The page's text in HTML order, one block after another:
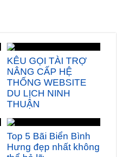
KÊU GỌI TÀI TRỢ
NÂNG CẤP HỆ
THỐNG WEBSITE
DU LỊCH NINH
THUẬN
Top 5 Bãi Biển Bình
Hưng đẹp nhất không